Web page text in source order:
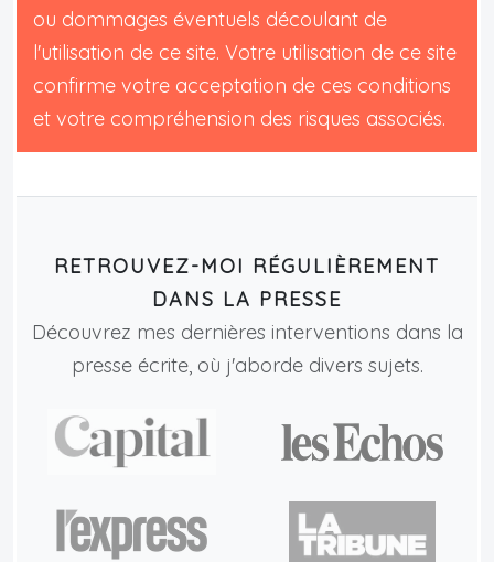
ou dommages éventuels découlant de
l'utilisation de ce site. Votre utilisation de ce site
confirme votre acceptation de ces conditions
et votre compréhension des risques associés.
RETROUVEZ-MOI RÉGULIÈREMENT
DANS LA PRESSE
Découvrez mes dernières interventions dans la
presse écrite, où j'aborde divers sujets.